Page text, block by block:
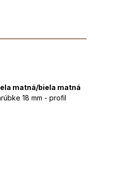
matná/biela matná
18 mm - profil